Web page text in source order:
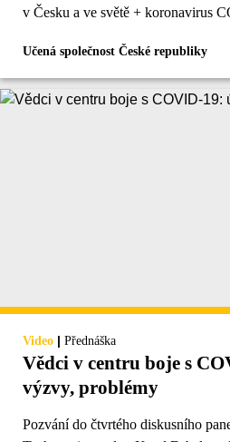
v Česku a ve světě + koronavirus
Učená společnost České republiky
Video | Přednáška
Vědci v centru boje s
výzvy, problémy
Pozvání do čtvrtého diskusního